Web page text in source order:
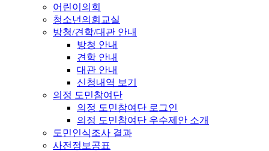
어린이의회
청소년의회교실
방청/견학/대관 안내
방청 안내
견학 안내
대관 안내
신청내역 보기
의정 도민참여단
의정 도민참여단 로그인
의정 도민참여단 우수제안 소개
도민인식조사 결과
사전정보공표